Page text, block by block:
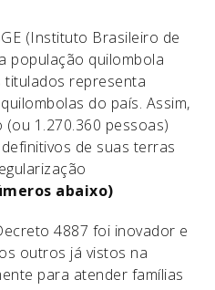
(Instituto Brasileiro de
população quilombola
representa
do país. Assim,
1.270.360 pessoas)
de suas terras
abaixo)
4887 foi inovador e
outros já vistos na
para atender famílias